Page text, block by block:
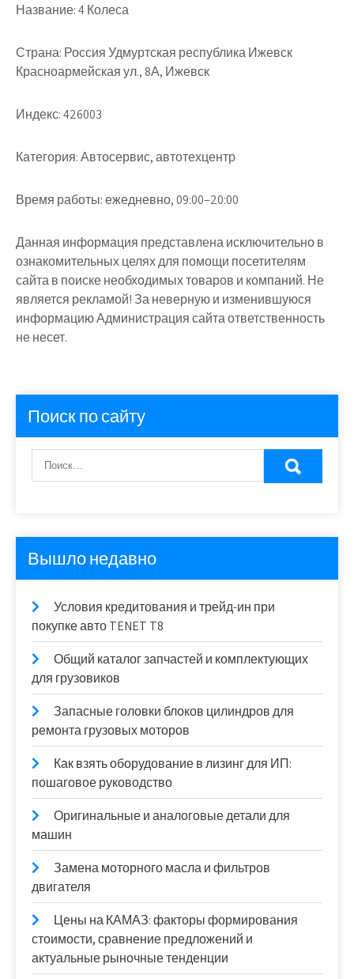
Название:4 Колеса
Страна: Россия Удмуртская республика Ижевск
Красноармейская ул., 8А, Ижевск
Индекс:426003
Категория:Автосервис, автотехцентр
Время работы:ежедневно, 09:00–20:00
Данная информация представлена исключительно в
ознакомительных целях для помощи посетителям
сайта в поиске необходимых товаров и компаний. Не
является рекламой! За неверную и изменившуюся
информацию Администрация сайта ответственность
не несет.
Поиск по сайту
Вышло недавно
Условия кредитования и трейд-ин при
покупке авто TENET T8
Общий каталог запчастей и комплектующих
для грузовиков
Запасные головки блоков цилиндров для
ремонта грузовых моторов
Как взять оборудование в лизинг для ИП:
пошаговое руководство
Оригинальные и аналоговые детали для
машин
Замена моторного масла и фильтров
двигателя
Цены на КАМАЗ: факторы формирования
стоимости, сравнение предложений и
актуальные рыночные тенденции